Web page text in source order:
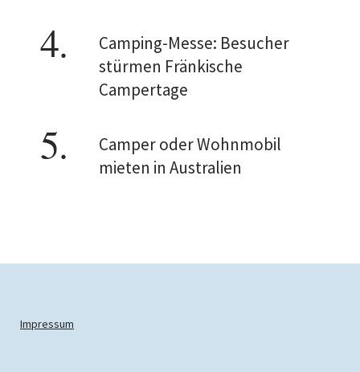
Camping-Messe: Besucher
stürmen Fränkische
Campertage
Camper oder Wohnmobil
mieten in Australien
Impressum